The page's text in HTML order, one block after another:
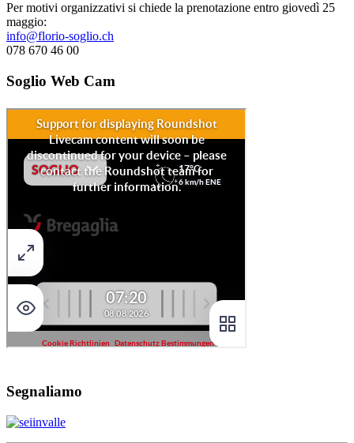
Per motivi organizzativi si chiede la prenotazione entro giovedì 25
maggio:
info@florio-soglio.ch
078 670 46 00
Soglio Web Cam
Segnaliamo